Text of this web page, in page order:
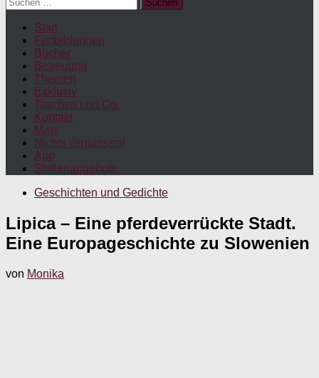
nach:
Start
Fortbildungen
Bücher
Betreuung
Themen
Exklusiv
Taschen und Co.
Kontakt
Maw
Nichts verpassen!
App
Stellenangebote
Geschichten und Gedichte
Lipica – Eine pferdeverrückte Stadt.
Eine Europageschichte zu Slowenien
von Monika